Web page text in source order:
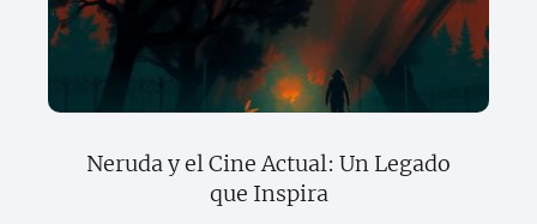
Neruda y el Cine Actual: Un Legado
que Inspira